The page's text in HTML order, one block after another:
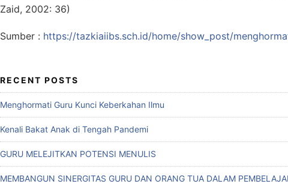
Zaid, 2002: 36)
Sumber : https://tazkiaiibs.sch.id/home/show_post/
RECENT POSTS
Menghormati Guru Kunci Keberkahan Ilmu
Kenali Bakat Anak di Tengah Pandemi
GURU MELEJITKAN POTENSI MENULIS
MEMBANGUN SINERGITAS GURU DAN ORANG TUA DALAM